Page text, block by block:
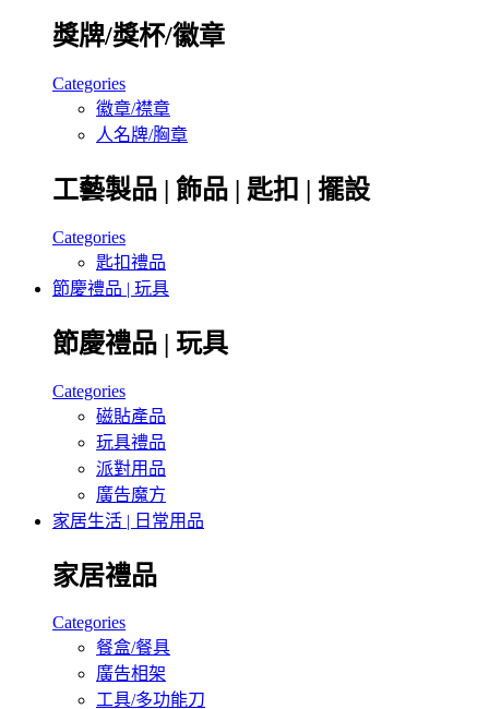
獎牌/獎杯/徽章
Categories
徽章/襟章
人名牌/胸章
工藝製品 | 飾品 | 匙扣 | 擺設
Categories
匙扣禮品
節慶禮品 | 玩具
節慶禮品 | 玩具
Categories
磁貼產品
玩具禮品
派對用品
廣告魔方
家居生活 | 日常用品
家居禮品
Categories
餐盒/餐具
廣告相架
工具/多功能刀